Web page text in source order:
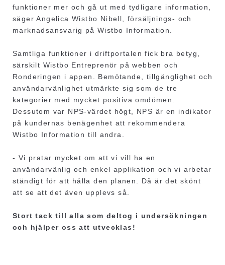
funktioner mer och gå ut med tydligare information,
säger Angelica Wistbo Nibell, försäljnings- och
marknadsansvarig på Wistbo Information.
Samtliga funktioner i driftportalen fick bra betyg,
särskilt Wistbo Entreprenör på webben och
Ronderingen i appen. Bemötande, tillgänglighet och
användarvänlighet utmärkte sig som de tre
kategorier med mycket positiva omdömen.
Dessutom var NPS-värdet högt, NPS är en indikator
på kundernas benägenhet att rekommendera
Wistbo Information till andra.
- Vi pratar mycket om att vi vill ha en
användarvänlig och enkel applikation och vi arbetar
ständigt för att hålla den planen. Då är det skönt
att se att det även upplevs så.
Stort tack till alla som deltog i undersökningen
och hjälper oss att utvecklas!